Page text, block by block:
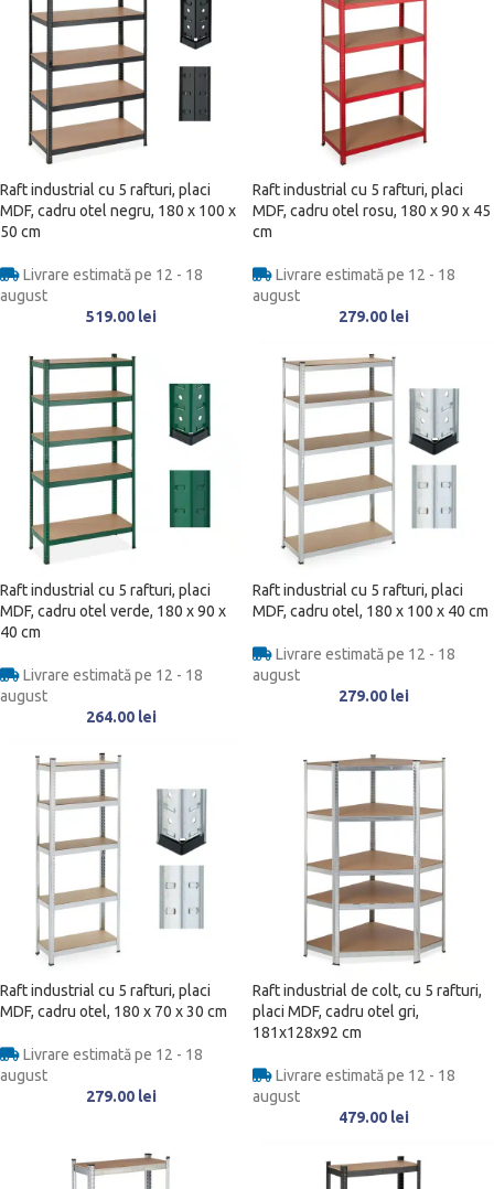
Raft industrial cu 5 rafturi, placi
MDF, cadru otel negru, 180 x 100 x
50 cm
Livrare estimată pe 12 - 18
august
519.00 lei
Raft industrial cu 5 rafturi, placi
MDF, cadru otel rosu, 180 x 90 x 45
cm
Livrare estimată pe 12 - 18
august
279.00 lei
Raft industrial cu 5 rafturi, placi
MDF, cadru otel verde, 180 x 90 x
40 cm
Livrare estimată pe 12 - 18
august
264.00 lei
Raft industrial cu 5 rafturi, placi
MDF, cadru otel, 180 x 100 x 40 cm
Livrare estimată pe 12 - 18
august
279.00 lei
Raft industrial cu 5 rafturi, placi
MDF, cadru otel, 180 x 70 x 30 cm
Livrare estimată pe 12 - 18
august
279.00 lei
Raft industrial de colt, cu 5 rafturi,
placi MDF, cadru otel gri,
181x128x92 cm
Livrare estimată pe 12 - 18
august
479.00 lei